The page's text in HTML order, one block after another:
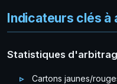
Indicateurs clés à
Statistiques
Cartons jaunes/